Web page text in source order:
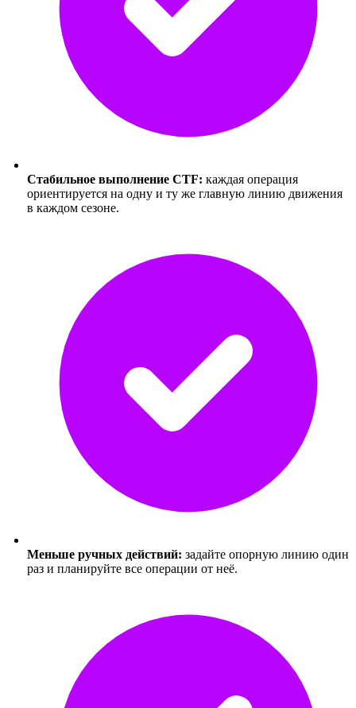
Стабильное выполнение CTF: каждая операция
ориентируется на одну и ту же главную линию движения
в каждом сезоне.
Меньше ручных действий: задайте опорную линию один
раз и планируйте все операции от неё.